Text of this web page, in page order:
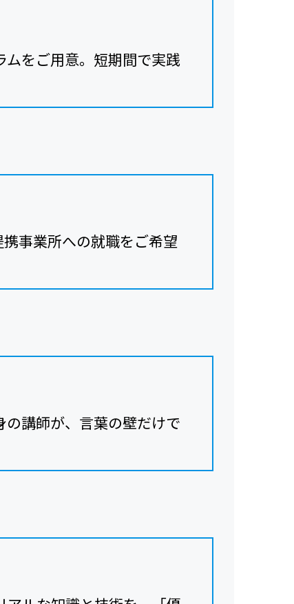
をご用意。短期間で実践
事業所への就職をご希望
の講師が、言葉の壁だけで